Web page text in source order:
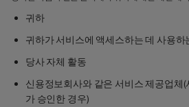
귀하
귀하가 서비스에 액세스하는 데 사용하
당사 자체 활동
신용정보회사와 같은 서비스 제공업체
가 승인한 경우)